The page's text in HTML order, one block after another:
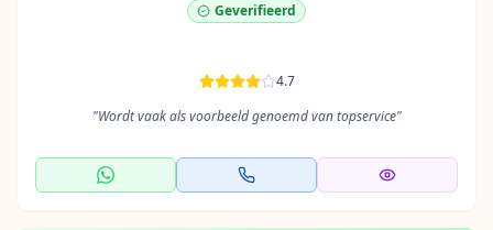
Geverifieerd
4.7
"Wordt vaak als voorbeeld genoemd van topservice"